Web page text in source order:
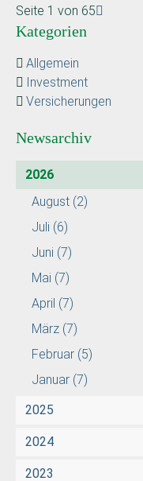
Seite 1 von 65
Kategorien
Allgemein
Investment
Versicherungen
Newsarchiv
2026
August (2)
Juli (6)
Juni (7)
Mai (7)
April (7)
März (7)
Februar (5)
Januar (7)
2025
2024
2023